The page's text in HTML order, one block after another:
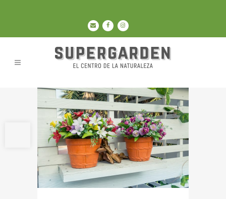
Abrir barra de herramientas